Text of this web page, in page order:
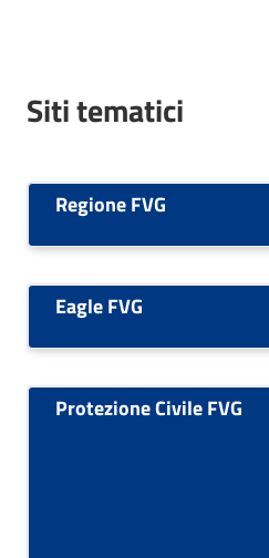
Siti tematici
Regione FVG
Eagle FVG
Protezione Civile FVG